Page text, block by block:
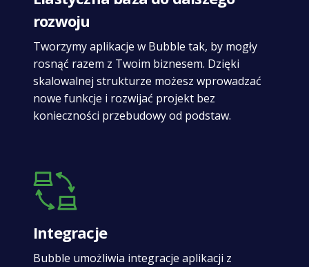
rozwoju
Tworzymy aplikacje w Bubble tak, by mogły
rosnąć razem z Twoim biznesem. Dzięki
skalowalnej strukturze możesz wprowadzać
nowe funkcje i rozwijać projekt bez
konieczności przebudowy od podstaw.
Integracje
Bubble umożliwia integracje aplikacji z